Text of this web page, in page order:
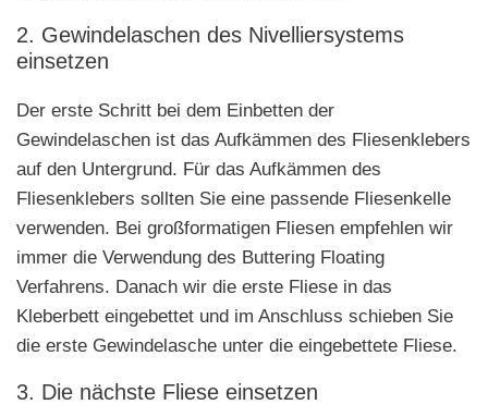
2. Gewindelaschen des Nivelliersystems
einsetzen
Der erste Schritt bei dem Einbetten der
Gewindelaschen ist das Aufkämmen des Fliesenklebers
auf den Untergrund. Für das Aufkämmen des
Fliesenklebers sollten Sie eine passende Fliesenkelle
verwenden. Bei großformatigen Fliesen empfehlen wir
immer die Verwendung des Buttering Floating
Verfahrens. Danach wir die erste Fliese in das
Kleberbett eingebettet und im Anschluss schieben Sie
die erste Gewindelasche unter die eingebettete Fliese.
3. Die nächste Fliese einsetzen